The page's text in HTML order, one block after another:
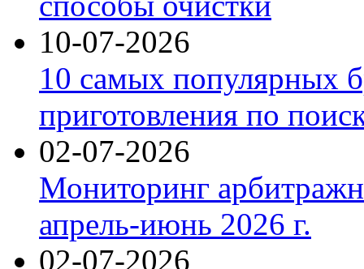
10-07-2026
10 самых популярных
приготовления по
02-07-2026
Мониторинг
апрель-июнь 2026 г.
02-07-2026